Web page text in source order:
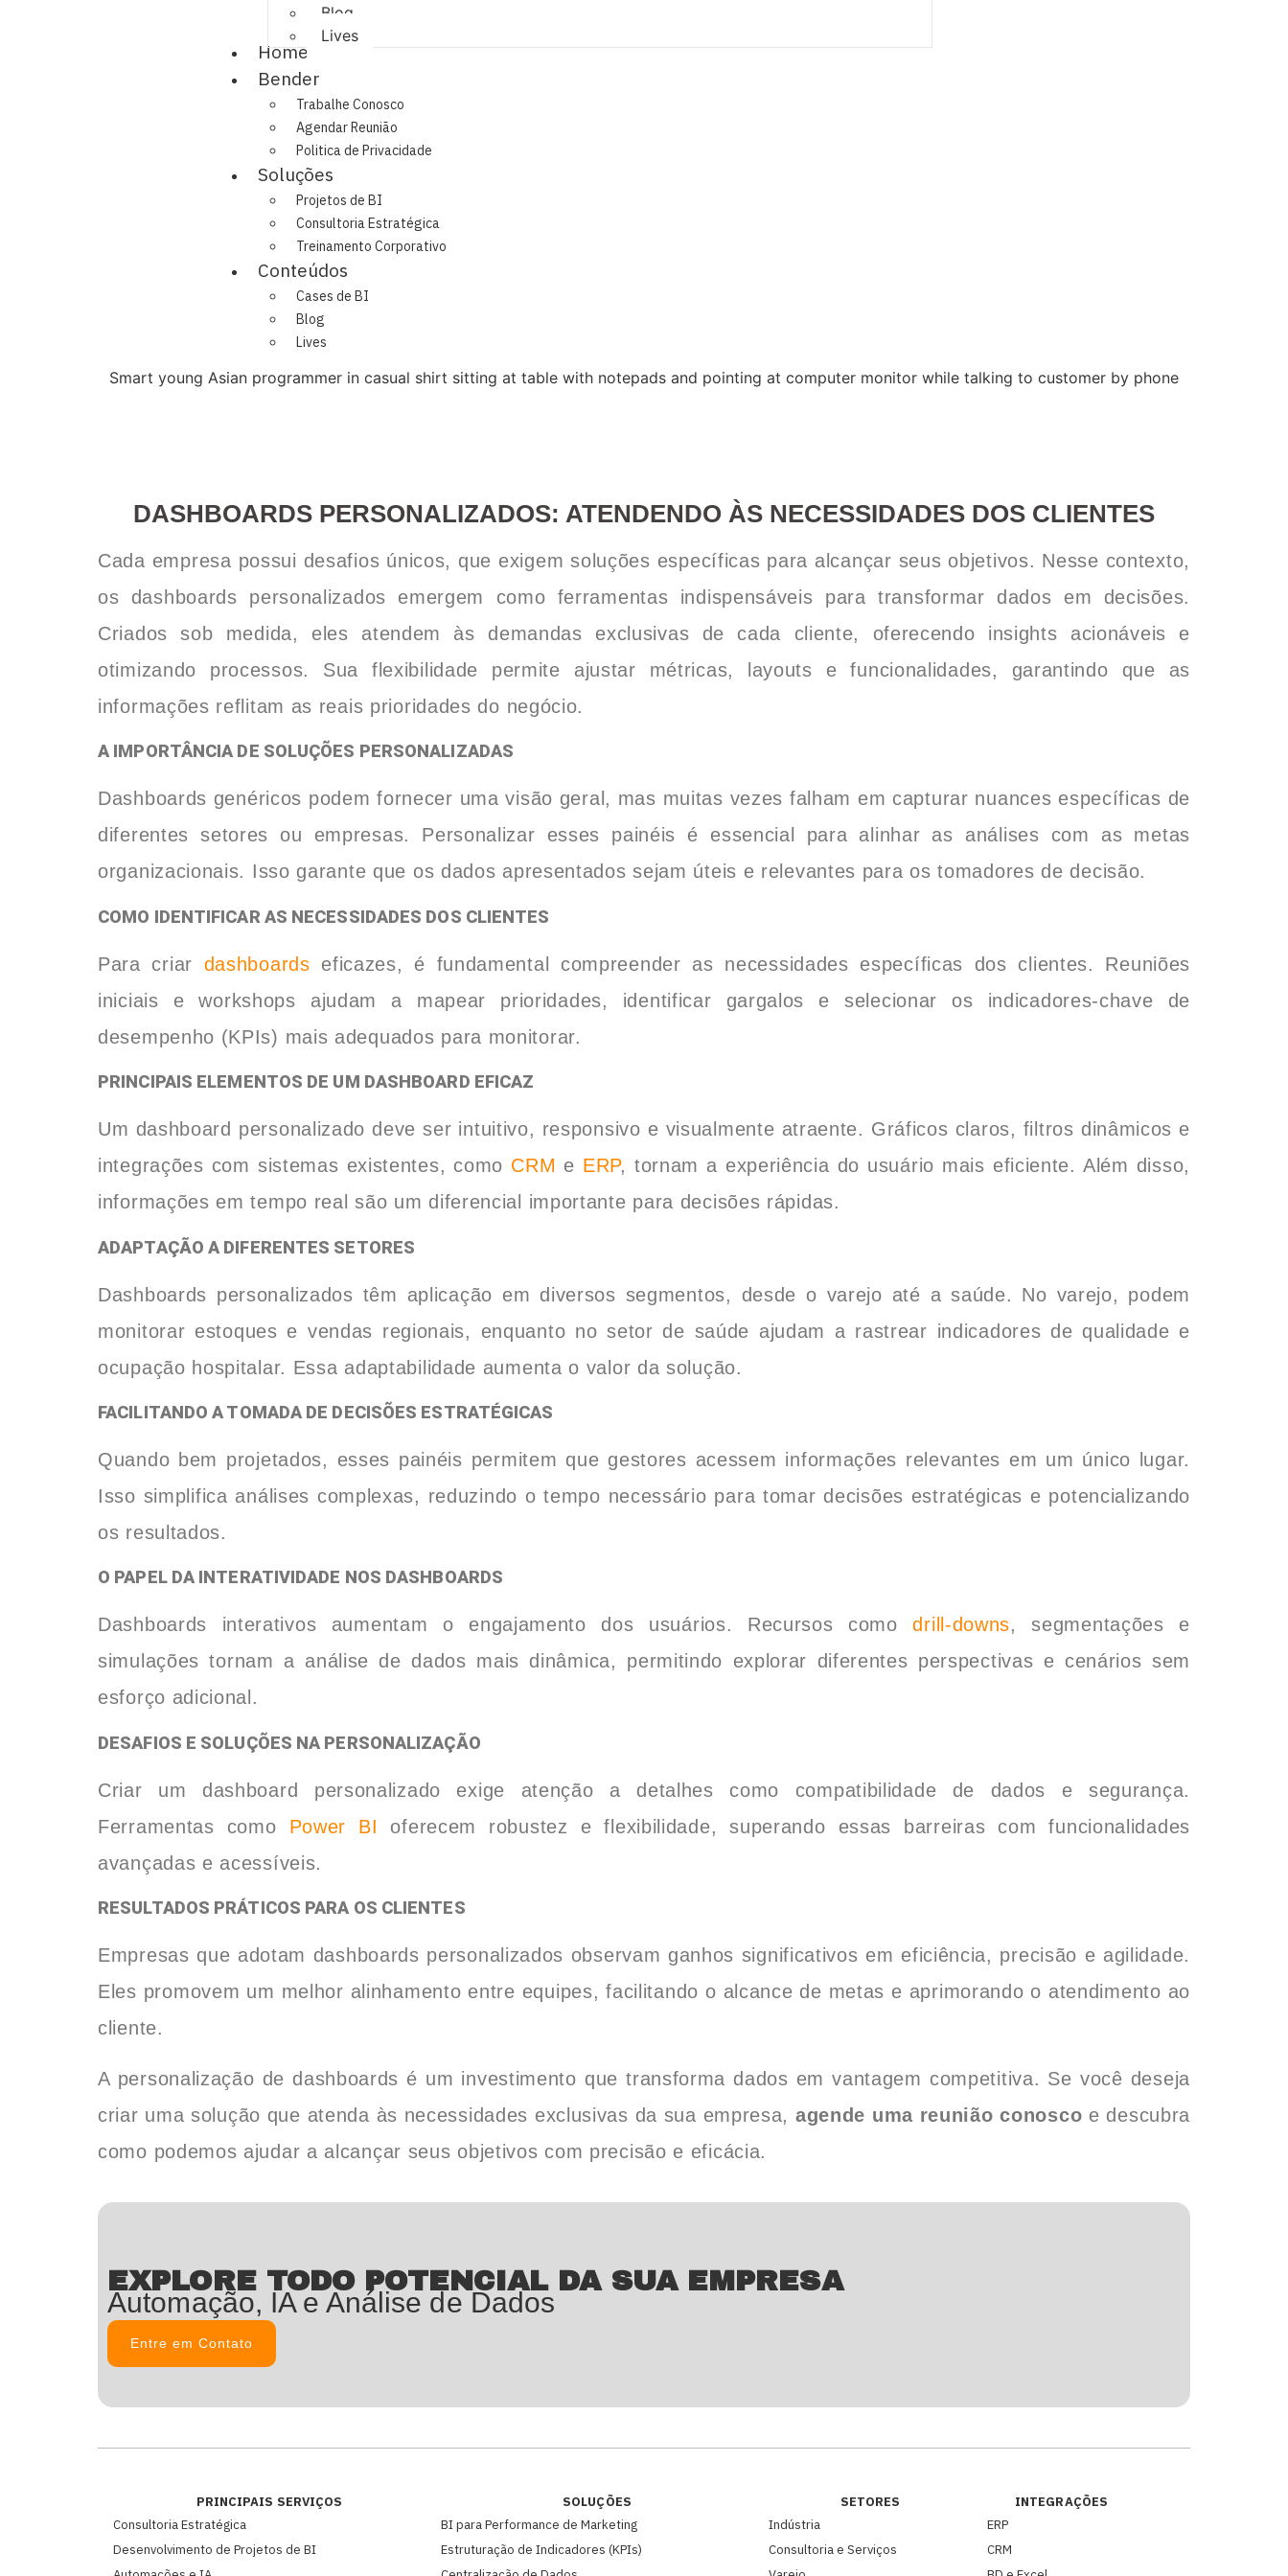
Blog
Lives
Home
Bender
Trabalhe Conosco
Agendar Reunião
Politica de Privacidade
Soluções
Projetos de BI
Consultoria Estratégica
Treinamento Corporativo
Conteúdos
Cases de BI
Blog
Lives
Smart young Asian programmer in casual shirt sitting at table with notepads and pointing at computer monitor while talking to customer by phone
DASHBOARDS PERSONALIZADOS: ATENDENDO ÀS NECESSIDADES DOS CLIENTES
Cada empresa possui desafios únicos, que exigem soluções específicas para alcançar seus objetivos. Nesse contexto,
os dashboards personalizados emergem como ferramentas indispensáveis para transformar dados em decisões.
Criados sob medida, eles atendem às demandas exclusivas de cada cliente, oferecendo insights acionáveis e
otimizando processos. Sua flexibilidade permite ajustar métricas, layouts e funcionalidades, garantindo que as
informações reflitam as reais prioridades do negócio.
A IMPORTÂNCIA DE SOLUÇÕES PERSONALIZADAS
Dashboards genéricos podem fornecer uma visão geral, mas muitas vezes falham em capturar nuances específicas de
diferentes setores ou empresas. Personalizar esses painéis é essencial para alinhar as análises com as metas
organizacionais. Isso garante que os dados apresentados sejam úteis e relevantes para os tomadores de decisão.
COMO IDENTIFICAR AS NECESSIDADES DOS CLIENTES
Para criar dashboards eficazes, é fundamental compreender as necessidades específicas dos clientes. Reuniões
iniciais e workshops ajudam a mapear prioridades, identificar gargalos e selecionar os indicadores-chave de
desempenho (KPIs) mais adequados para monitorar.
PRINCIPAIS ELEMENTOS DE UM DASHBOARD EFICAZ
Um dashboard personalizado deve ser intuitivo, responsivo e visualmente atraente. Gráficos claros, filtros dinâmicos e
integrações com sistemas existentes, como CRM e ERP, tornam a experiência do usuário mais eficiente. Além disso,
informações em tempo real são um diferencial importante para decisões rápidas.
ADAPTAÇÃO A DIFERENTES SETORES
Dashboards personalizados têm aplicação em diversos segmentos, desde o varejo até a saúde. No varejo, podem
monitorar estoques e vendas regionais, enquanto no setor de saúde ajudam a rastrear indicadores de qualidade e
ocupação hospitalar. Essa adaptabilidade aumenta o valor da solução.
FACILITANDO A TOMADA DE DECISÕES ESTRATÉGICAS
Quando bem projetados, esses painéis permitem que gestores acessem informações relevantes em um único lugar.
Isso simplifica análises complexas, reduzindo o tempo necessário para tomar decisões estratégicas e potencializando
os resultados.
O PAPEL DA INTERATIVIDADE NOS DASHBOARDS
Dashboards interativos aumentam o engajamento dos usuários. Recursos comodrill-downs, segmentações e
simulações tornam a análise de dados mais dinâmica, permitindo explorar diferentes perspectivas e cenários sem
esforço adicional.
DESAFIOS E SOLUÇÕES NA PERSONALIZAÇÃO
Criar um dashboard personalizado exige atenção a detalhes como compatibilidade de dados e segurança.
Ferramentas como Power BI
oferecem robustez e flexibilidade, superando essas barreiras com funcionalidades
avançadas e acessíveis.
RESULTADOS PRÁTICOS PARA OS CLIENTES
Empresas que adotam dashboards personalizados observam ganhos significativos em eficiência, precisão e agilidade.
Eles promovem um melhor alinhamento entre equipes, facilitando o alcance de metas e aprimorando o atendimento ao
cliente.
A personalização de dashboards é um investimento que transforma dados em vantagem competitiva. Se você deseja
criar uma solução que atenda às necessidades exclusivas da sua empresa, agende uma reunião conosco e descubra
como podemos ajudar a alcançar seus objetivos com precisão e eficácia.
EXPLORE TODO POTENCIAL DA SUA EMPRESA
Automação, IA e Análise de Dados
Entre em Contato
PRINCIPAIS SERVIÇOS
Consultoria Estratégica
Desenvolvimento de Projetos de BI
SOLUÇÕES
BI para Performance de Marketing
Estruturação de Indicadores (KPIs)
SETORES
Indústria
Consultoria e Serviços
INTEGRAÇÕES
ERP
CRM